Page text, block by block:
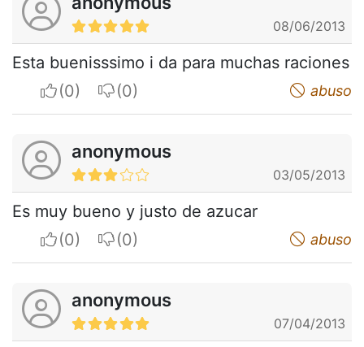
08/06/2013
Esta buenisssimo i da para muchas raciones
I apreciateI do not appreciate abuso
anonymous
03/05/2013
Es muy bueno y justo de azucar
I apreciateI do not appreciate abuso
anonymous
07/04/2013